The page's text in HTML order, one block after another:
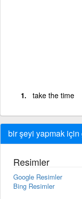
take the time
bir şeyi yapmak için
Resimler
Google Resimler
Bing Resimler